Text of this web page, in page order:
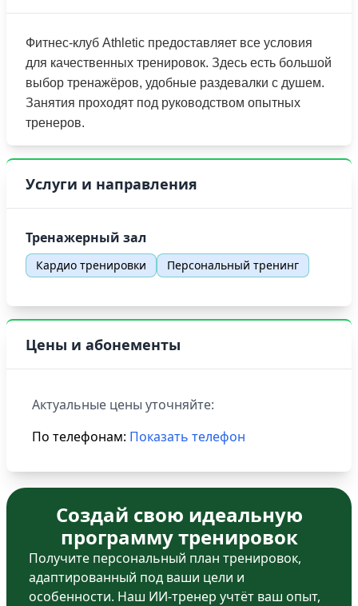
Фитнес-клуб Athletic предоставляет все условия
для качественных тренировок. Здесь есть большой
выбор тренажёров, удобные раздевалки с душем.
Занятия проходят под руководством опытных
тренеров.
Услуги и направления
Тренажерный зал
Кардио тренировки Персональный тренинг
Цены и абонементы
Актуальные цены уточняйте:
По телефонам: Показать телефон
Создай свою идеальную
программу тренировок
Получите персональный план тренировок,
адаптированный под ваши цели и
особенности. Наш ИИ-тренер учтёт ваш опыт,